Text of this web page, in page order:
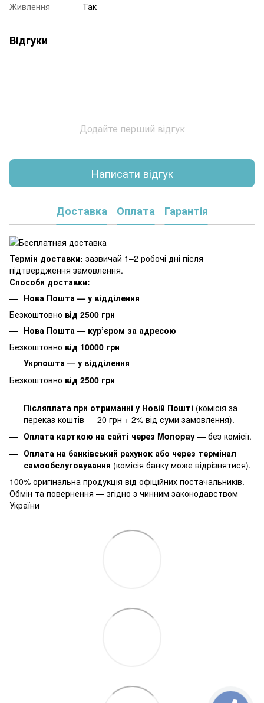
Живлення
Так
Відгуки
Додайте перший відгук
Написати відгук
Доставка Оплата Гарантія
Термін доставки: зазвичай 1–2 робочі дні після
підтвердження замовлення.
Способи доставки:
Нова Пошта — у відділення
Безкоштовно від 2500 грн
Нова Пошта — кур’єром за адресою
Безкоштовно від 10000 грн
Укрпошта — у відділення
Безкоштовно від 2500 грн
Післяплата при отриманні у Новій Пошті (комісія за
переказ коштів — 20 грн + 2% від суми замовлення).
Оплата карткою на сайті через Monopay — без комісії.
Оплата на банківський рахунок або через термінал
самообслуговування (комісія банку може відрізнятися).
100% оригінальна продукція від офіційних постачальників.
Обмін та повернення — згідно з чинним законодавством
України